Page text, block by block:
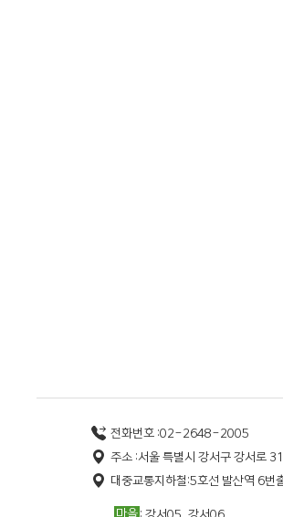
전화번호 :02-2648-2005
주소 :서울 특별시 강서구 강서로
대중교통지하철:5호선 발산역 6번
마을 : 강서05, 강서06